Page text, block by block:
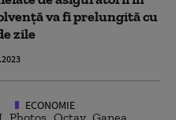
va fi prelungită cu
zile
ECONOMIE